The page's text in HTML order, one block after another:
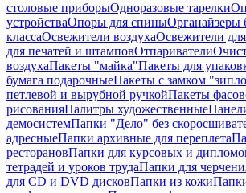
столовые приборыОдноразовые тарелки
устройстваОпоры для спиныОрганайзеры
классаОсвежители воздухаОсвежители для
для печатей и штамповОтпариватели
воздухаПакеты "майка"Пакеты для
бумага подарочныеПакеты с замком
петлевой и вырубной ручкойПакеты
рисованияПалитры художественные
демосистемПапки "Дело" без
адресныеПапки архивные для переплета
ресторановПапки для курсовых и
тетрадей и уроков трудаПапки для
для CD и DVD дисковПапки из кожи